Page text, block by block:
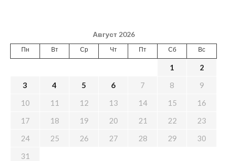
Август 2026
Пн Вт Ср Чт Пт Сб Вс
1
2
3
4 5 6 7 8
9
10
11 12 13 14 15
16
17
18 19 20 21 22
23
24
25 26 27 28 29
30
31